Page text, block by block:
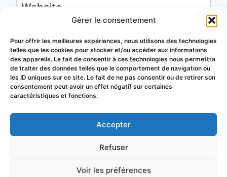
Gérer le consentement
Pour offrir les meilleures expériences, nous utilisons des technologies
telles que les cookies pour stocker et/ou accéder aux informations
des appareils. Le fait de consentir à ces technologies nous permettra
de traiter des données telles que le comportement de navigation ou
les ID uniques sur ce site. Le fait de ne pas consentir ou de retirer son
consentement peut avoir un effet négatif sur certaines
caractéristiques et fonctions.
Accepter
Refuser
Voir les préférences
Website
Save my name, email, and website in this
browser for the next time I comment.
© 2026 Groupement de Défense